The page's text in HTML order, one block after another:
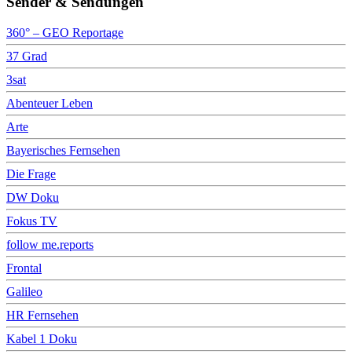
360° – GEO Reportage
37 Grad
3sat
Abenteuer Leben
Arte
Bayerisches Fernsehen
Die Frage
DW Doku
Fokus TV
follow me.reports
Frontal
Galileo
HR Fernsehen
Kabel 1 Doku